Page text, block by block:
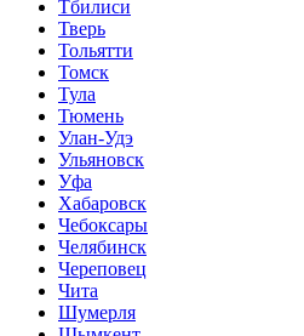
Тбилиси
Тверь
Тольятти
Томск
Тула
Тюмень
Улан-Удэ
Ульяновск
Уфа
Хабаровск
Чебоксары
Челябинск
Череповец
Чита
Шумерля